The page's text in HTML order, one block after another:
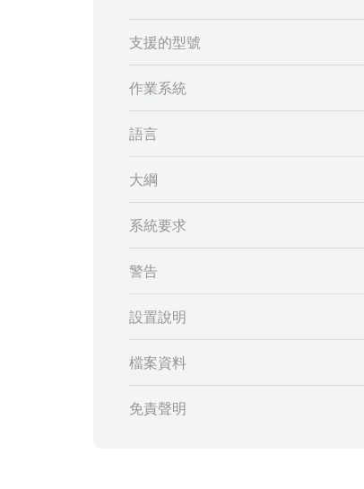
支援的型號
作業系統
語言
大綱
系統要求
警告
設置說明
檔案資料
免責聲明